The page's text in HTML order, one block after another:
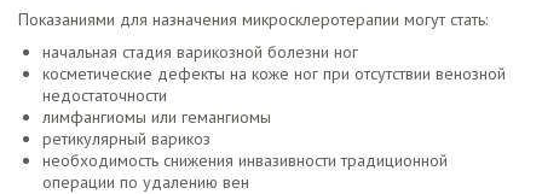
Показаниями для назначения микросклеротерапии могут стать:
начальная стадия варикозной болезни ног
косметические дефекты на коже ног при отсутствии венозной
недостаточности
лимфангиомы или гемангиомы
ретикулярный варикоз
необходимость снижения инвазивности традиционной
операции по удалению вен